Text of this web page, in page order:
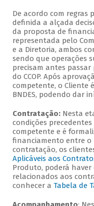
De acordo com regras
definida a alçada
da proposta de
representada pelo
e a Diretoria, ambos
sendo que operações
precisam antes
do CCOP. Após
competente, o Cliente
BNDES, podendo dar
Contratação: Nesta
condições
competente e é
financiamento entre o
contratação, os
Aplicáveis aos
Produto, poderá haver
relacionados aos
conhecer a Tabela de